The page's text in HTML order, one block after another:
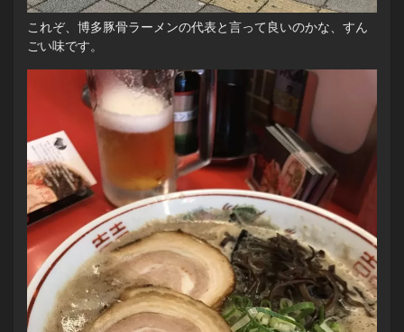
これぞ、博多豚骨ラーメンの代表と言って良いのかな、すん
ごい味です。